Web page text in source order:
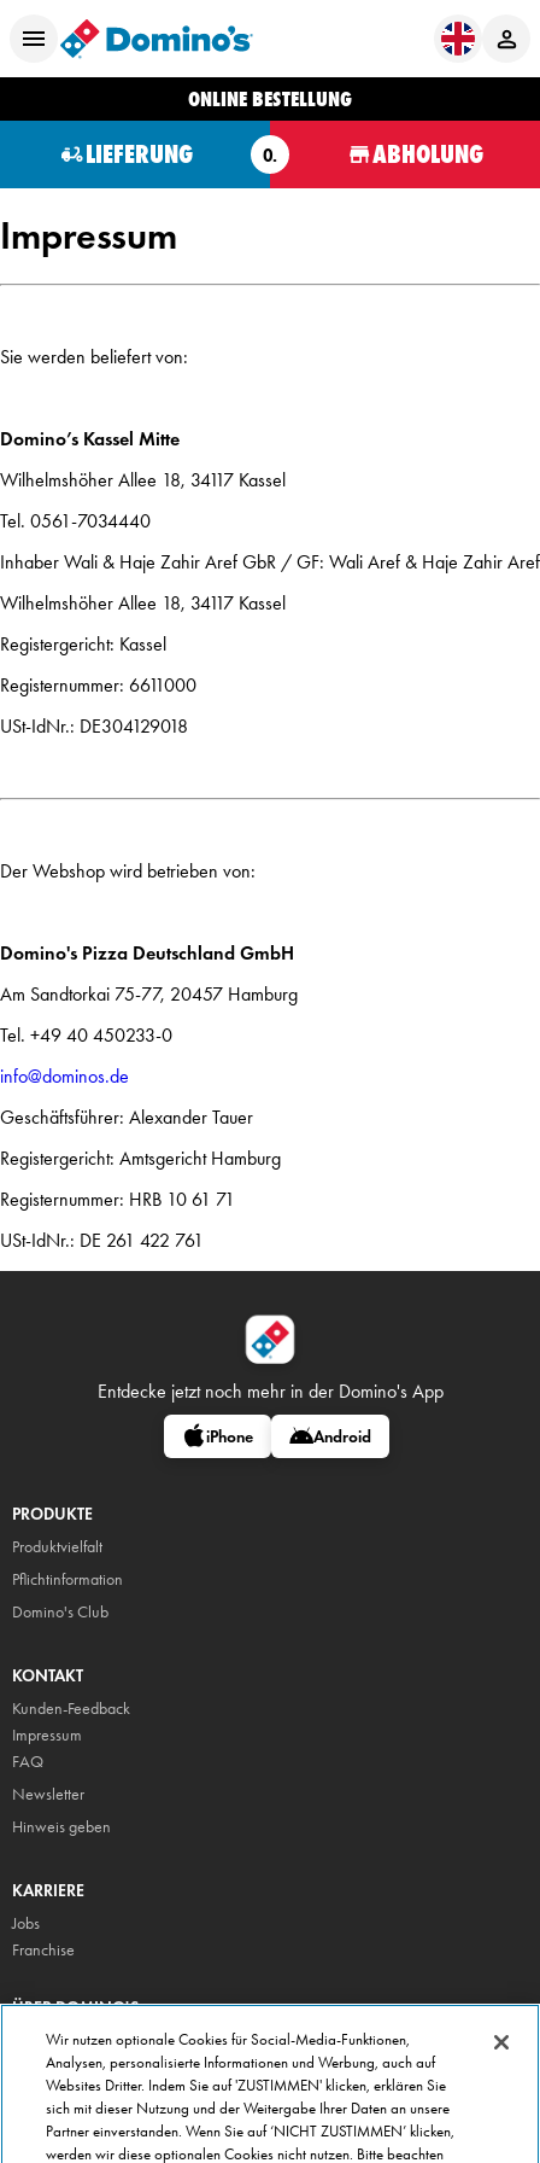
ONLINE BESTELLUNG
LIEFERUNG O. ABHOLUNG
Impressum
Sie werden beliefert von:
Domino’s Kassel Mitte
Wilhelmshöher Allee 18, 34117 Kassel
Tel. 0561-7034440
Inhaber Wali & Haje Zahir Aref GbR / GF: Wali Aref & Haje Zahir Aref
Wilhelmshöher Allee 18, 34117 Kassel
Registergericht: Kassel
Registernummer: 6611000
USt-IdNr.: DE304129018
Der Webshop wird betrieben von:
Domino's Pizza Deutschland GmbH
Am Sandtorkai 75-77, 20457 Hamburg
Tel. +49 40 450233-0
info@dominos.de
Geschäftsführer: Alexander Tauer
Registergericht: Amtsgericht Hamburg
Registernummer: HRB 10 61 71
USt-IdNr.: DE 261 422 761
Entdecke jetzt noch mehr in der Domino's App
iPhone Android
PRODUKTE
Produktvielfalt
Pflichtinformation
Domino's Club
KONTAKT
Kunden-Feedback
Impressum
FAQ
Newsletter
Hinweis geben
KARRIERE
Jobs
Franchise
ÜBER DOMINO'S
Storesuche
Presse
Domino's App
Unternehmen
Wir nutzen optionale Cookies für Social-Media-Funktionen,
Analysen, personalisierte Informationen und Werbung, auch auf
Websites Dritter. Indem Sie auf 'ZUSTIMMEN' klicken, erklären Sie
sich mit dieser Nutzung und der Weitergabe Ihrer Daten an unsere
Partner einverstanden. Wenn Sie auf ‘NICHT ZUSTIMMEN’ klicken,
werden wir diese optionalen Cookies nicht nutzen. Bitte beachten